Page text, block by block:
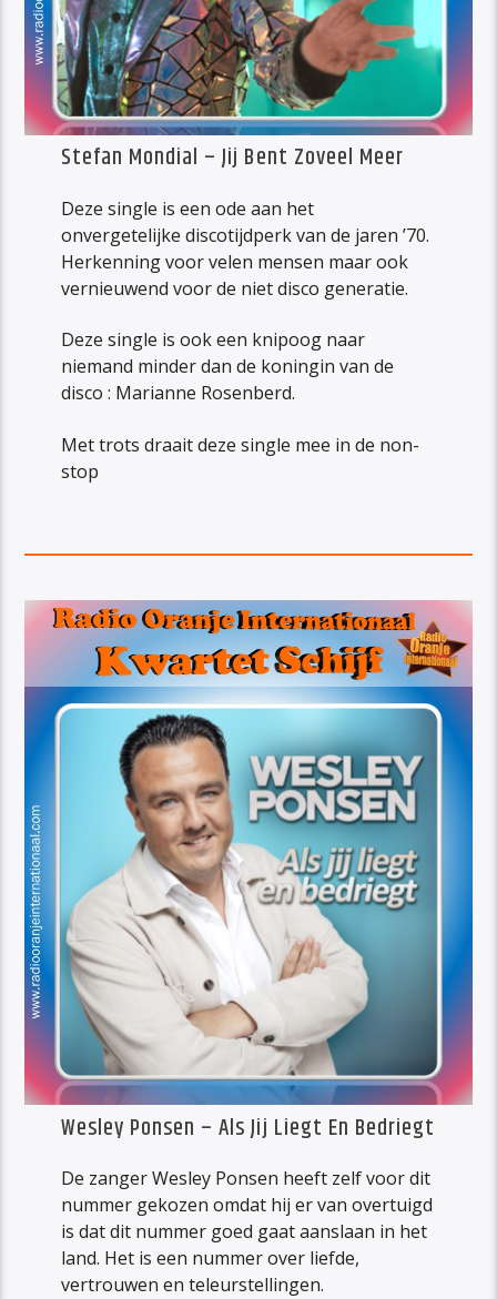
Stefan Mondial – Jij Bent Zoveel Meer
Deze single is een ode aan het
onvergetelijke discotijdperk van de jaren ’70.
Herkenning voor velen mensen maar ook
vernieuwend voor de niet disco generatie.
Deze single is ook een knipoog naar
niemand minder dan de koningin van de
disco : Marianne Rosenberd.
Met trots draait deze single mee in de non-
stop
Wesley Ponsen – Als Jij Liegt En Bedriegt
De zanger Wesley Ponsen heeft zelf voor dit
nummer gekozen omdat hij er van overtuigd
is dat dit nummer goed gaat aanslaan in het
land. Het is een nummer over liefde,
vertrouwen en teleurstellingen.